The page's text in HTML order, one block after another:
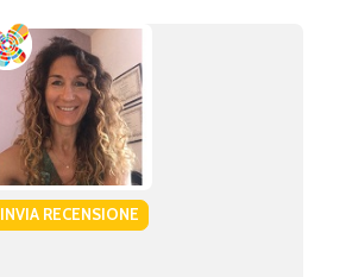
INVIA RECENSIONE